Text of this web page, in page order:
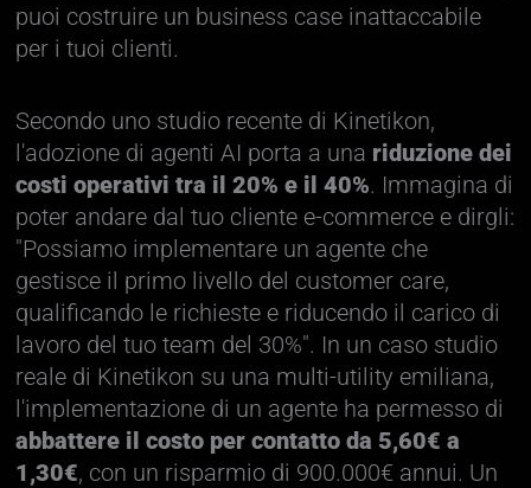
puoi costruire un business case inattaccabile
per i tuoi clienti.
Secondo uno studio recente di Kinetikon,
l'adozione di agenti AI porta a una riduzione dei
costi operativi tra il 20% e il 40%. Immagina di
poter andare dal tuo cliente e-commerce e dirgli:
"Possiamo implementare un agente che
gestisce il primo livello del customer care,
qualificando le richieste e riducendo il carico di
lavoro del tuo team del 30%". In un caso studio
reale di Kinetikon su una multi-utility emiliana,
l'implementazione di un agente ha permesso di
abbattere il costo per contatto da 5,60€ a
1,30€, con un risparmio di 900.000€ annui. Un